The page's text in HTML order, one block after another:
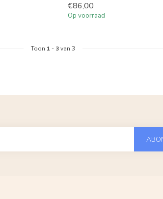
€86,00
Op voorraad
Toon 1 - 3van 3